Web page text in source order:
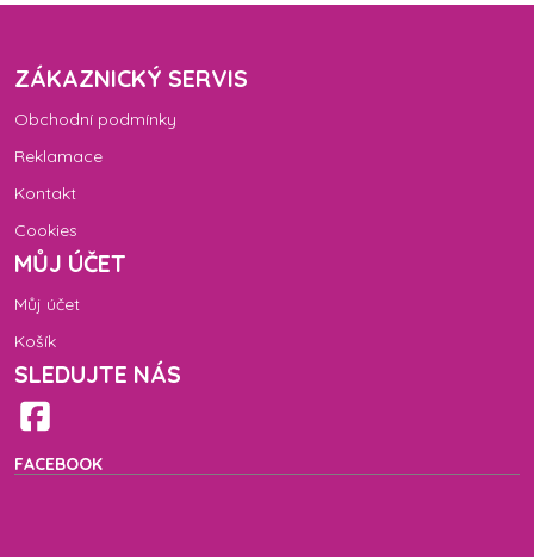
ZÁKAZNICKÝ SERVIS
Obchodní podmínky
Reklamace
Kontakt
Cookies
MŮJ ÚČET
Můj účet
Košík
SLEDUJTE NÁS
FACEBOOK